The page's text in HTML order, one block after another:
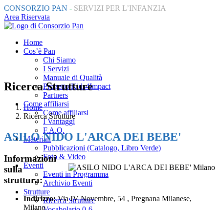
CONSORZIO PAN - SERVIZI PER L’INFANZIA
Area Riservata
Home
Cos’è Pan
Chi Siamo
I Servizi
Manuale di Qualità
Progetto Kids4Impact
Partners
Come affiliarsi
Come affiliarsi
I Vantaggi
F.A.Q.
Materiali
Pubblicazioni (Catalogo, Libro Verde)
Foto & Video
Eventi
Eventi in Programma
Archivio Eventi
Strutture
Ricerca Strutture
Ricerca Strutture
Home
Ricerca Strutture
ASILO NIDO L'ARCA DEI BEBE'
Informazioni
sulla
struttura:
Indirizzo:Via IV Novembre, 54 , Pregnana Milanese,
Milano